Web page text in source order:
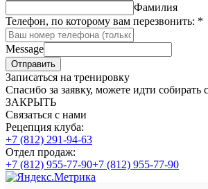
Фамилия
Телефон, по которому вам перезвонить: *
Message
Отправить
Записаться на тренировку
Спасибо за заявку, можете идти
ЗАКРЫТЬ
Связаться с нами
Рецепция клуба:
+7 (812) 291-94-63
Отдел продаж:
+7 (812) 955-77-90+7 (812) 955-77-90